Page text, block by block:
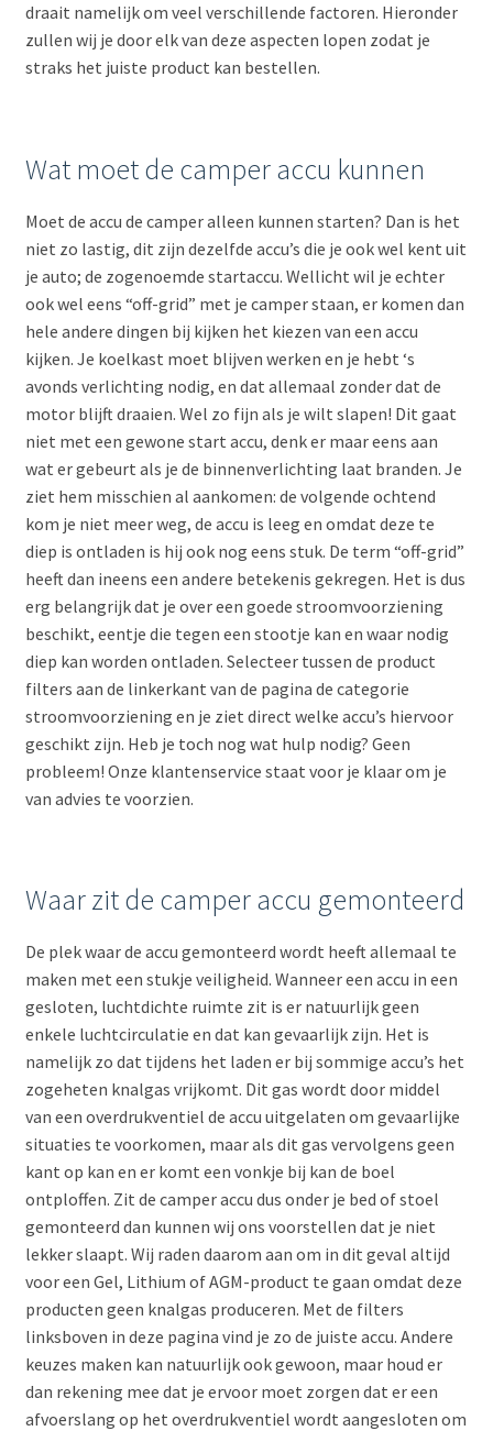
draait namelijk om veel verschillende factoren. Hieronder
zullen wij je door elk van deze aspecten lopen zodat je
straks het juiste product kan bestellen.
Wat moet de camper accu kunnen
Moet de accu de camper alleen kunnen starten? Dan is het
niet zo lastig, dit zijn dezelfde accu’s die je ook wel kent uit
je auto; de zogenoemde startaccu. Wellicht wil je echter
ook wel eens “off-grid” met je camper staan, er komen dan
hele andere dingen bij kijken het kiezen van een accu
kijken. Je koelkast moet blijven werken en je hebt ‘s
avonds verlichting nodig, en dat allemaal zonder dat de
motor blijft draaien. Wel zo fijn als je wilt slapen! Dit gaat
niet met een gewone start accu, denk er maar eens aan
wat er gebeurt als je de binnenverlichting laat branden. Je
ziet hem misschien al aankomen: de volgende ochtend
kom je niet meer weg, de accu is leeg en omdat deze te
diep is ontladen is hij ook nog eens stuk. De term “off-grid”
heeft dan ineens een andere betekenis gekregen. Het is dus
erg belangrijk dat je over een goede stroomvoorziening
beschikt, eentje die tegen een stootje kan en waar nodig
diep kan worden ontladen. Selecteer tussen de product
filters aan de linkerkant van de pagina de categorie
stroomvoorziening en je ziet direct welke accu’s hiervoor
geschikt zijn. Heb je toch nog wat hulp nodig? Geen
probleem! Onze klantenservice staat voor je klaar om je
van advies te voorzien.
Waar zit de camper accu gemonteerd
De plek waar de accu gemonteerd wordt heeft allemaal te
maken met een stukje veiligheid. Wanneer een accu in een
gesloten, luchtdichte ruimte zit is er natuurlijk geen
enkele luchtcirculatie en dat kan gevaarlijk zijn. Het is
namelijk zo dat tijdens het laden er bij sommige accu’s het
zogeheten knalgas vrijkomt. Dit gas wordt door middel
van een overdrukventiel de accu uitgelaten om gevaarlijke
situaties te voorkomen, maar als dit gas vervolgens geen
kant op kan en er komt een vonkje bij kan de boel
ontploffen. Zit de camper accu dus onder je bed of stoel
gemonteerd dan kunnen wij ons voorstellen dat je niet
lekker slaapt. Wij raden daarom aan om in dit geval altijd
voor een Gel, Lithium of AGM-product te gaan omdat deze
producten geen knalgas produceren. Met de filters
linksboven in deze pagina vind je zo de juiste accu. Andere
keuzes maken kan natuurlijk ook gewoon, maar houd er
dan rekening mee dat je ervoor moet zorgen dat er een
afvoerslang op het overdrukventiel wordt aangesloten om